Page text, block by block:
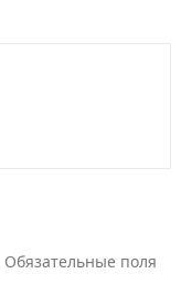
Обязательные поля